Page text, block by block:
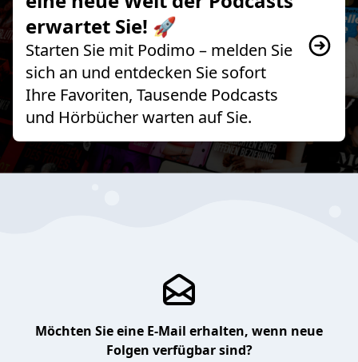
erwartet Sie! 🚀
Starten Sie mit Podimo – melden Sie
sich an und entdecken Sie sofort
Ihre Favoriten, Tausende Podcasts
und Hörbücher warten auf Sie.
Möchten Sie eine E-Mail erhalten, wenn neue
Folgen verfügbar sind?